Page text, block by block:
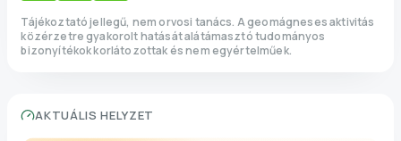
Tájékoztató jellegű, nem orvosi tanács. A geomágneses aktivitás
közérzetre gyakorolt hatását alátámasztó tudományos
bizonyítékok korlátozottak és nem egyértelműek.
AKTUÁLIS HELYZET